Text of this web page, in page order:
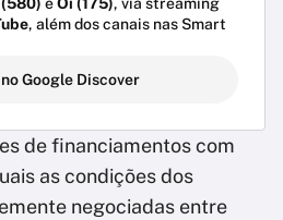
eOi (175), via streaming
, além dos canais nas Smart
Google Discover
de financiamentos com
as condições dos
negociadas entre